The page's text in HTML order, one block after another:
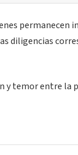
permanecen
diligencias
y temor entre la